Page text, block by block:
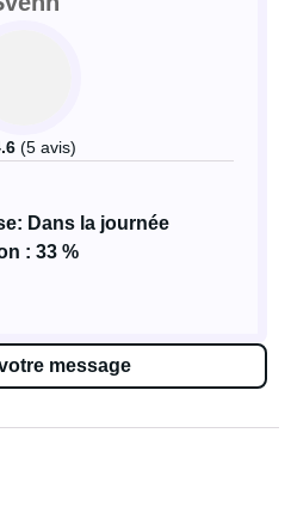
(5 avis)
Dans la journée
: 33 %
message